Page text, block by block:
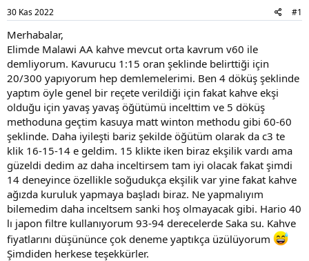
u
b
a
ş
l
a
t
a
n
ı
a
r
i
h
i
30 Kas 2022 #1
Merhabalar,
Elimde Malawi AA kahve mevcut orta kavrum v60 ile
demliyorum. Kavurucu 1:15 oran şeklinde belirttiği için
20/300 yapıyorum hep demlemelerimi. Ben 4 döküş şeklinde
yaptım öyle genel bir reçete verildiği için fakat kahve ekşi
olduğu için yavaş yavaş öğütümü incelttim ve 5 döküş
methoduna geçtim kasuya matt winton methodu gibi 60-60
şeklinde. Daha iyileşti bariz şekilde öğütüm olarak da c3 te
klik 16-15-14 e geldim. 15 klikte iken biraz ekşilik vardı ama
güzeldi dedim az daha inceltirsem tam iyi olacak fakat şimdi
14 deneyince özellikle soğudukça ekşilik var yine fakat kahve
ağızda kuruluk yapmaya başladı biraz. Ne yapmalıyım
bilemedim daha inceltsem sanki hoş olmayacak gibi. Hario 40
lı japon filtre kullanıyorum 93-94 derecelerde Saka su. Kahve
fiyatlarını düşününce çok deneme yaptıkça üzülüyorum
Şimdiden herkese teşekkürler.